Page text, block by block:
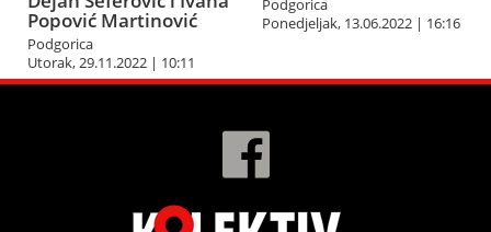
Popović Martinović
Podgorica
Utorak, 29.11.2022 | 10:11
Podgorica
Ponedjeljak, 13.06.2022 | 16:16